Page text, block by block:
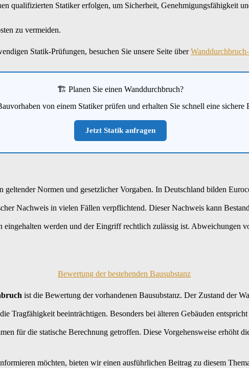
qualifizierten Statiker erfolgen, um Sicherheit, Genehmigungsfähigkeit
zu vermeiden.
Statik-Prüfungen, besuchen Sie unsere Seite über
🏗️ Planen Sie einen Wanddurchbruch?
von einem Statiker prüfen und erhalten Sie schnell eine sichere
Jetzt Statik anfragen
geltender Normen und gesetzlicher Vorgaben. In Deutschland bilden
Nachweis in vielen Fällen verpflichtend. Dieser Nachweis kann
eingehalten werden und der Eingriff rechtlich zulässig ist. Abweichungen
ist die Bewertung der vorhandenen Bausubstanz. Der Zustand der
Tragfähigkeit beeinträchtigen. Besonders bei älteren Gebäuden
für die statische Berechnung getroffen. Diese Vorgehensweise erhöht
möchten, bieten wir einen ausführlichen Beitrag zu diesem